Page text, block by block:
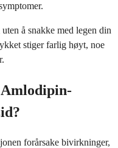
å snakke med legen din
stiger farlig høyt, noe
forårsake bivirkninger,